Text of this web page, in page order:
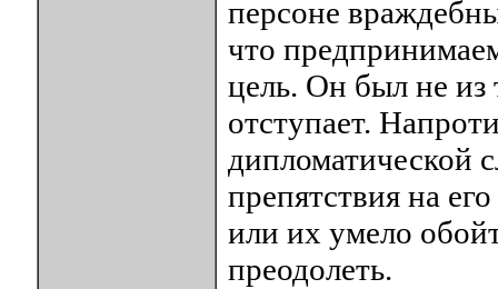
персоне
что
цель. Он был не из
отступает.
дипломатической
препятствия на
или их умело
преодолеть.